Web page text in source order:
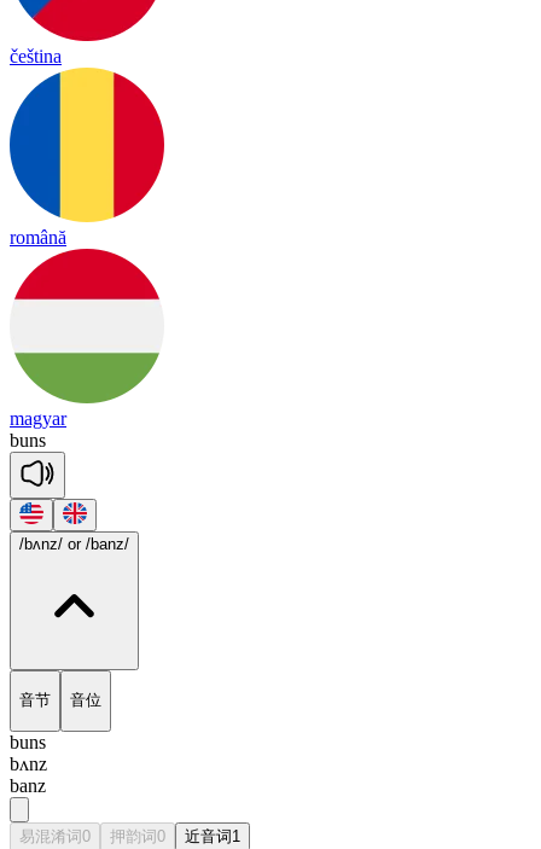
čeština
română
magyar
buns
/bʌnz/ or /banz/
音节 音位
buns
bʌnz
banz
易混淆词0 押韵词0 近音词1